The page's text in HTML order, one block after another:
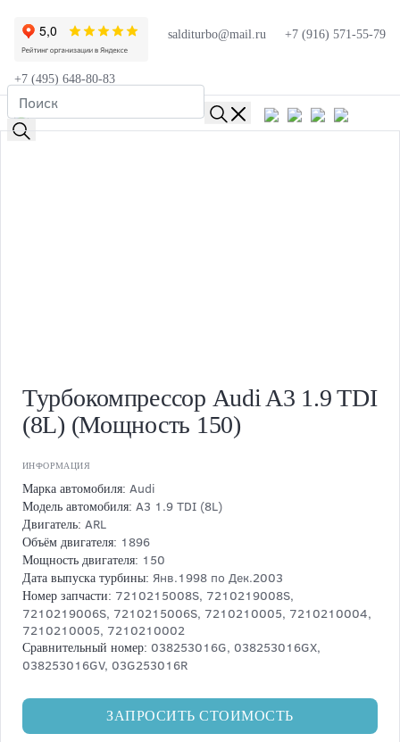
salditurbo@mail.ru +7 (916) 571-55-79
+7 (495) 648-80-83
Турбокомпрессор Audi A3 1.9 TDI
(8L) (Мощность 150)
ИНФОРМАЦИЯ
Марка автомобиля: Audi
Модель автомобиля: A3 1.9 TDI (8L)
Двигатель: ARL
Объём двигателя: 1896
Мощность двигателя: 150
Дата выпуска турбины: Янв.1998 по Дек.2003
Номер запчасти: 7210215008S, 7210219008S,
7210219006S, 7210215006S, 7210210005, 7210210004,
7210210005, 7210210002
Сравнительный номер: 038253016G, 038253016GX,
038253016GV, 03G253016R
ЗАПРОСИТЬ СТОИМОСТЬ